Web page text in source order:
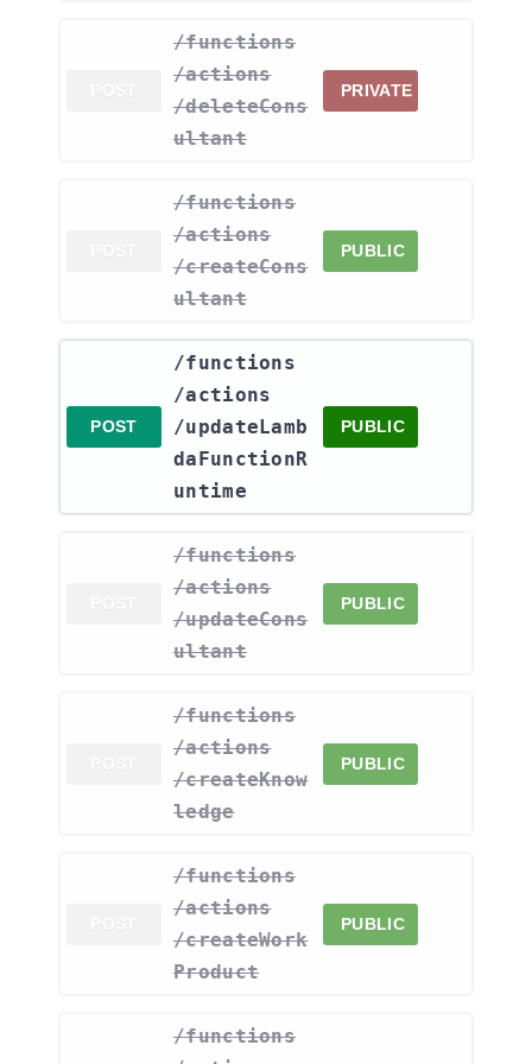
POST
​/functions​
/actions​
/deleteCons
ultant
PRIVATE
POST
​/functions​
/actions​
/createCons
ultant
PUBLIC
POST
​/functions​
/actions​
/updateLamb
daFunctionR
untime
PUBLIC
POST
​/functions​
/actions​
/updateCons
ultant
PUBLIC
POST
​/functions​
/actions​
/createKnow
ledge
PUBLIC
POST
​/functions​
/actions​
/createWork
Product
PUBLIC
​/functions​